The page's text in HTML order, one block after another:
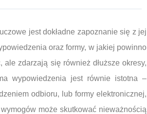
jest dokładne zapoznanie się z jej
oraz formy, w jakiej powinno
zdarzają się również dłuższe okresy,
wypowiedzenia jest równie istotna –
odbioru, lub formy elektronicznej,
może skutkować nieważnością